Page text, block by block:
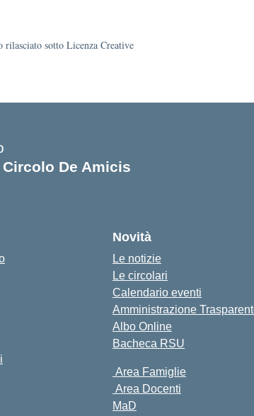
rilasciato sotto Licenza Creative
Circolo De Amicis
Novità
Le notizie
Le circolari
Calendario eventi
Amministrazione
Albo Online
Bacheca RSU
Area Famiglie
Area Docenti
MaD